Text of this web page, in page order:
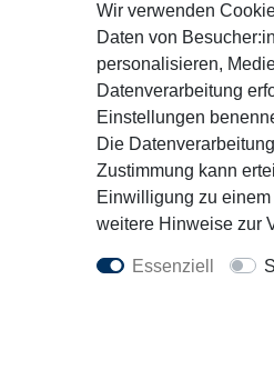
Kontakt
+49 451
Mo. - Fr. 9:30 - 16:00
info@motorfit.de
Kontaktformular
Wir verwenden
Daten von
personalisieren,
Datenverarbeitung
Einstellungen
Die
Zustimmung kann
Einwilligung zu
weitere Hinweise zur
Essenziell